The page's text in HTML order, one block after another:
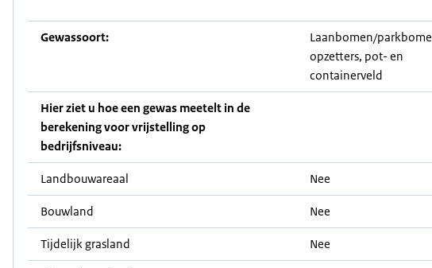
Gewassoort:
Laanbomen/
opzetters, pot- en
containerveld
Hier ziet u hoe een gewas meetelt in de
berekening voor vrijstelling op
bedrijfsniveau:
Landbouwareaal Nee
Bouwland Nee
Tijdelijk grasland Nee